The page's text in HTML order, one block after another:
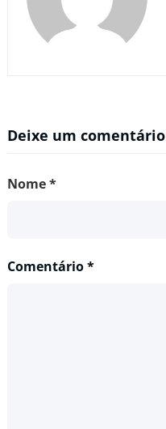
Deixe um comentário
Nome*
Comentário*